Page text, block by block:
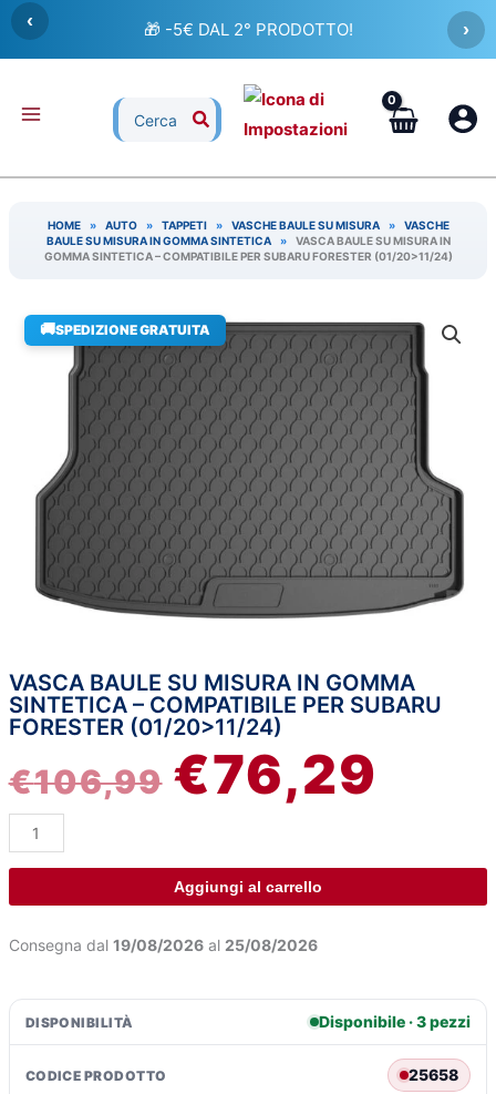
Vai
contenuto
‹ 🎁 -5€ DAL 2° PRODOTTO! ›
Ricerca
per:
HOME » AUTO » TAPPETI » VASCHE BAULE SU MISURA »
VASCHE
BAULE SU MISURA IN GOMMA SINTETICA
»
VASCA BAULE SU MISURA IN
GOMMA SINTETICA – COMPATIBILE PER SUBARU FORESTER (01/20>11/24)
🚚SPEDIZIONE GRATUITA
VASCA BAULE SU MISURA IN GOMMA
SINTETICA – COMPATIBILE PER SUBARU
FORESTER (01/20>11/24)
€106,99
IL
PREZZO
ORIGINALE
€106,99.
€76,29
IL
Vasca
baule
su
in
gomma
sintetica
Subaru
quantità
Aggiungi al carrello
Consegna dal 19/08/2026al 25/08/2026
DISPONIBILITÀ Disponibile · 3 pezzi
CODICE PRODOTTO 25658